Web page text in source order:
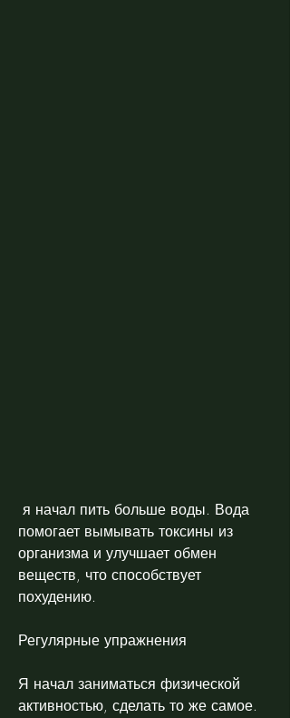
помогает вымывать токсины из
организма и улучшает обмен
веществ, что способствует
похудению.
Регулярные упражнения
Я начал заниматься физической
активностью, сделать то же самое.